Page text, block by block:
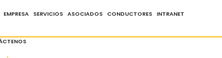
EMPRESA SERVICIOS ASOCIADOS CONDUCTORES INTRANET